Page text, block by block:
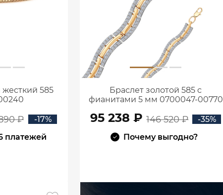
жесткий 585
₽
-17%
платежей
Браслет золотой 585 с
фианитами 5 мм 0700047-00770
95 238 ₽ 146 520 ₽
-35%
Почему выгодно?